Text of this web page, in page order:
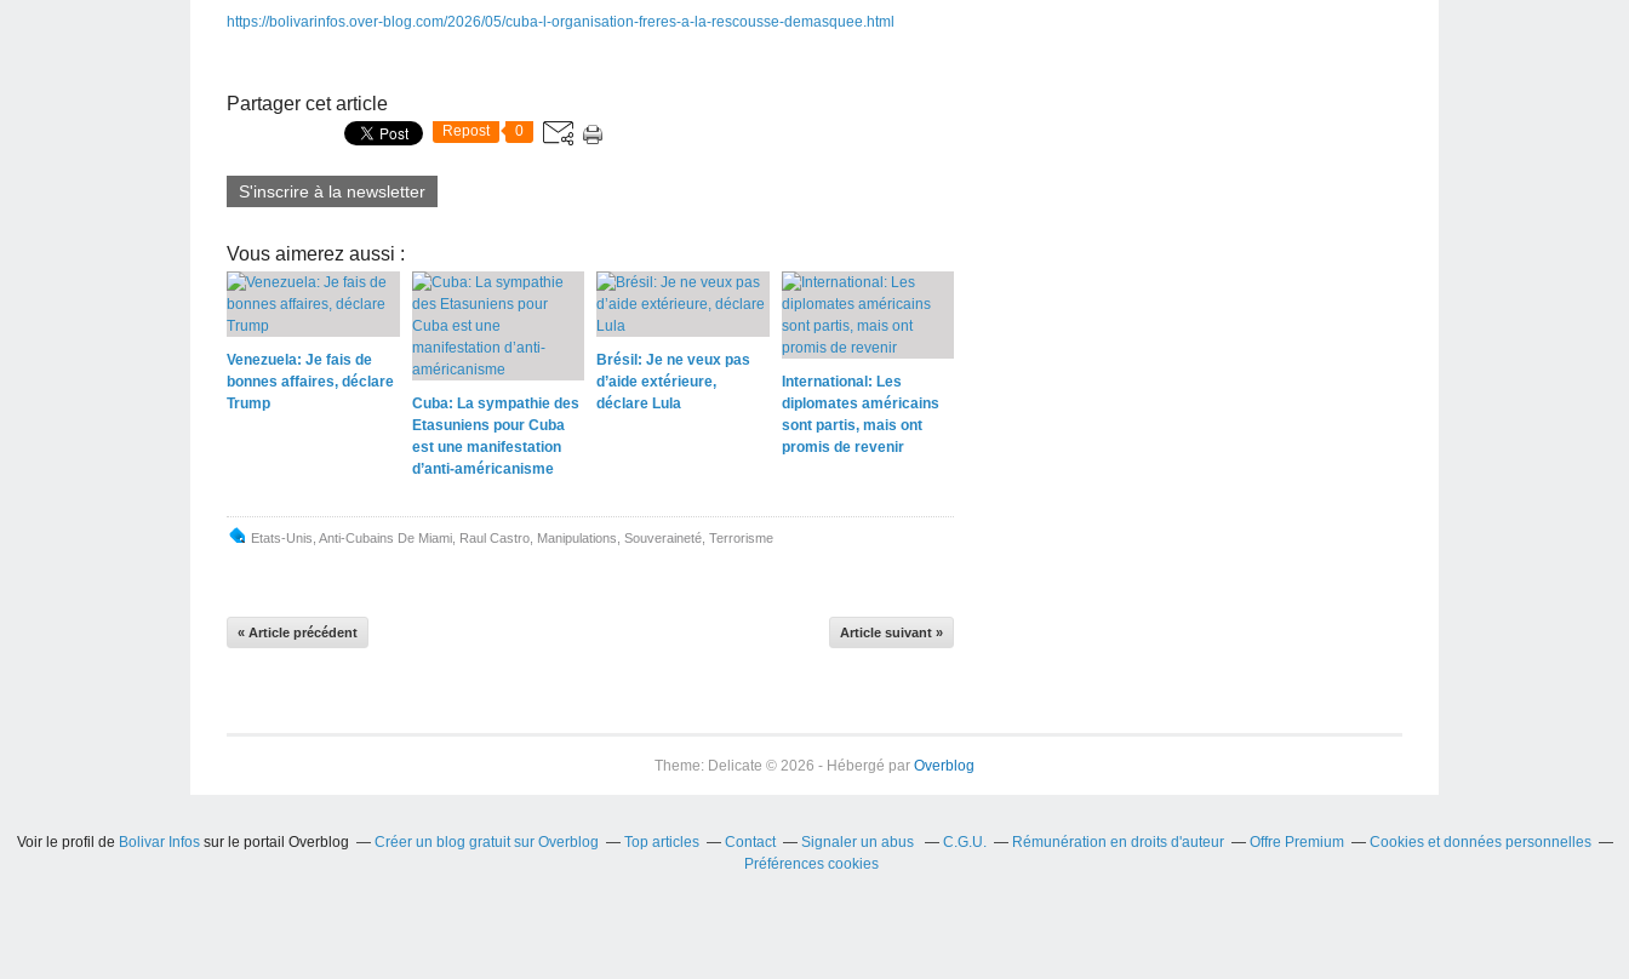
https://bolivarinfos.over-blog.com/2026/05/cuba-l-organisation-freres-a-la-rescousse-demasquee.html
Partager cet article
Repost 0
S'inscrire à la newsletter
Vous aimerez aussi :
Venezuela: Je fais de
bonnes affaires, déclare
Trump
Cuba: La sympathie des
Etasuniens pour Cuba
est une manifestation
d’anti-américanisme
Brésil: Je ne veux pas
d’aide extérieure,
déclare Lula
International: Les
diplomates américains
sont partis, mais ont
promis de revenir
Etats-Unis Anti-Cubains De Miami Raul Castro Manipulations Souveraineté Terrorisme
« Article précédent Article suivant »
Theme: Delicate © 2026 - Hébergé par Overblog
Voir le profil de Bolivar Infossur le portail Overblog Créer un blog gratuit sur Overblog Top articles Contact Signaler un abus C.G.U. Rémunération en droits d'auteur Offre Premium
Cookies et données personnelles
Préférences cookies